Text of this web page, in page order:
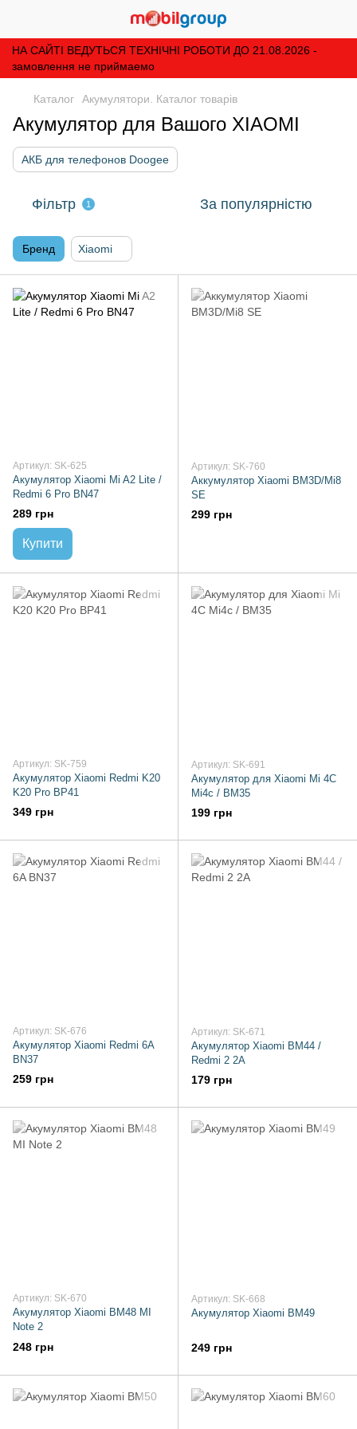
НА САЙТІ ВЕДУТЬСЯ ТЕХНІЧНІ РОБОТИ ДО 21.08.2026 -
замовлення не приймаемо
Каталог Акумулятори. Каталог товарів
Акумулятор для Вашого XIAOMI
АКБ для телефонов Doogee
Фільтр 1 За популярністю
Бренд Xiaomi
Артикул: SK-625
Акумулятор Xiaomi Mi A2 Lite /
Redmi 6 Pro BN47
289 грн
Купити
Артикул: SK-760
Аккумулятор Xiaomi BM3D/Mi8
SE
299 грн
Артикул: SK-759
Акумулятор Xiaomi Redmi K20
K20 Pro BP41
349 грн
Артикул: SK-691
Акумулятор для Xiaomi Mi 4C
Mi4c / BM35
199 грн
Артикул: SK-676
Акумулятор Xiaomi Redmi 6A
BN37
259 грн
Артикул: SK-671
Акумулятор Xiaomi BM44 /
Redmi 2 2A
179 грн
Артикул: SK-670
Акумулятор Xiaomi BM48 MI
Note 2
248 грн
Артикул: SK-668
Акумулятор Xiaomi BM49
249 грн